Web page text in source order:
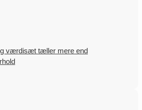
værdisæt tæller mere end